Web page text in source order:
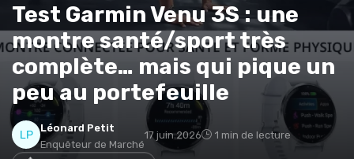
Test Garmin Venu 3S : une
montre santé/sport très
complète… mais qui pique un
peu au portefeuille
Léonard Petit
Enquêteur de Marché
17 juin 2026 1 min de lecture